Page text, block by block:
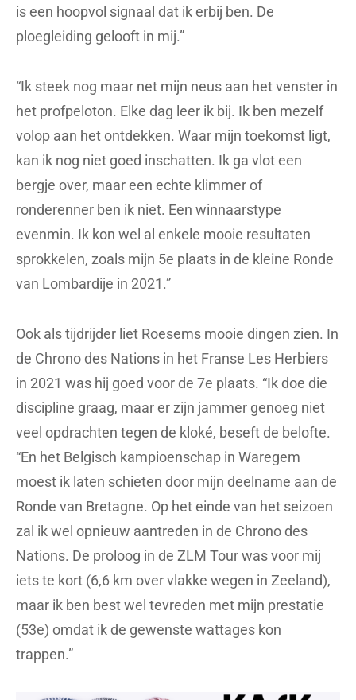
is een hoopvol signaal dat ik erbij ben. De
ploegleiding gelooft in mij.”
“Ik steek nog maar net mijn neus aan het venster in
het profpeloton. Elke dag leer ik bij. Ik ben mezelf
volop aan het ontdekken. Waar mijn toekomst ligt,
kan ik nog niet goed inschatten. Ik ga vlot een
bergje over, maar een echte klimmer of
ronderenner ben ik niet. Een winnaarstype
evenmin. Ik kon wel al enkele mooie resultaten
sprokkelen, zoals mijn 5e plaats in de kleine Ronde
van Lombardije in 2021.”
Ook als tijdrijder liet Roesems mooie dingen zien. In
de Chrono des Nations in het Franse Les Herbiers
in 2021 was hij goed voor de 7e plaats. “Ik doe die
discipline graag, maar er zijn jammer genoeg niet
veel opdrachten tegen de kloké, beseft de belofte.
“En het Belgisch kampioenschap in Waregem
moest ik laten schieten door mijn deelname aan de
Ronde van Bretagne. Op het einde van het seizoen
zal ik wel opnieuw aantreden in de Chrono des
Nations. De proloog in de ZLM Tour was voor mij
iets te kort (6,6 km over vlakke wegen in Zeeland),
maar ik ben best wel tevreden met mijn prestatie
(53e) omdat ik de gewenste wattages kon
trappen.”